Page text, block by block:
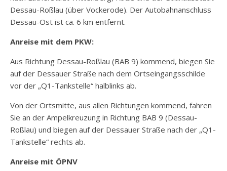
Dessau-Roßlau (über Vockerode). Der Autobahnanschluss
Dessau-Ost ist ca. 6 km entfernt.
Anreise mit dem PKW:
Aus Richtung Dessau-Roßlau (BAB 9) kommend, biegen Sie
auf der Dessauer Straße nach dem Ortseingangsschilde
vor der „Q1-Tankstelle“ halblinks ab.
Von der Ortsmitte, aus allen Richtungen kommend, fahren
Sie an der Ampelkreuzung in Richtung BAB 9 (Dessau-
Roßlau) und biegen auf der Dessauer Straße nach der „Q1-
Tankstelle“ rechts ab.
Anreise mit ÖPNV